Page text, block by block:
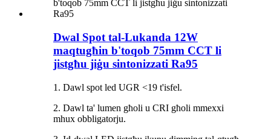
Dwal Spot tal-Lukanda 12W
maqtugħin b'toqob 75mm CCT li
jistgħu jiġu sintonizzati Ra95
1. Dawl spot led UGR <19 t'isfel.
2. Dawl ta' lumen għoli u CRI għoli mmexxi
mhux obbligatorju.